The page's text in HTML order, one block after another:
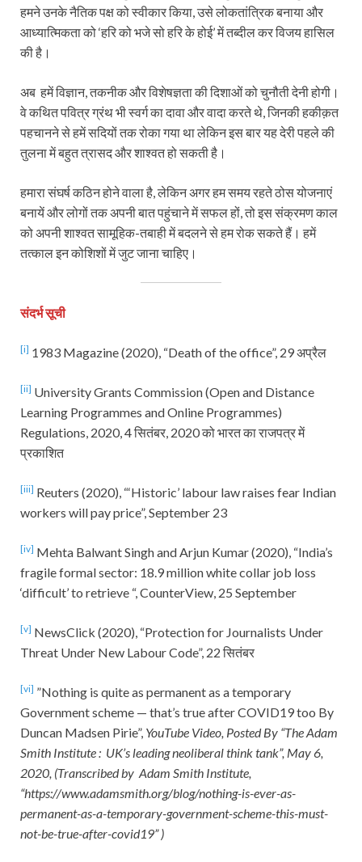
हमने उनके नैतिक पक्ष को स्वीकार किया, उसे लोकतांत्रिक बनाया और
आध्यात्मिकता को ‘हरि को भजे सो हरि के होई’ में तब्दील कर विजय हासिल
की है।
अब हमें विज्ञान, तकनीक और विशेषज्ञता की दिशाओं को चुनौती देनी होगी।
वे कथित पवित्र ग्रंथ भी स्वर्ग का दावा और वादा करते थे, जिनकी हकीक़त
पहचानने से हमें सदियों तक रोका गया था लेकिन इस बार यह देरी पहले की
तुलना में बहुत त्रासद और शाश्वत हो सकती है।
हमारा संघर्ष कठिन होने वाला है, लेकिन अगर हम समय रहते ठोस योजनाएं
बनायें और लोगों तक अपनी बात पहुंचाने में सफल हों, तो इस संक्रमण काल
को अपनी शाश्वत सामूहिक-तबाही में बदलने से हम रोक सकते हैं। हमें
तत्काल इन कोशिशों में जुट जाना चाहिए।
संदर्भ सूची
[i] 1983 Magazine (2020), “Death of the office”, 29 अप्रैल
[ii] University Grants Commission (Open and Distance
Learning Programmes and Online Programmes)
Regulations, 2020, 4 सितंबर, 2020 को भारत का राजपत्र में
प्रकाशित
[iii] Reuters (2020), “‘Historic’ labour law raises fear Indian
workers will pay price”, September 23
[iv] Mehta Balwant Singh and Arjun Kumar (2020), “India’s
fragile formal sector: 18.9 million white collar job loss
‘difficult’ to retrieve “, CounterView, 25 September
[v] NewsClick (2020), “Protection for Journalists Under
Threat Under New Labour Code”, 22 सितंबर
[vi] ​”Nothing is quite as permanent as a temporary
Government scheme — that’s true after COVID19 too By
Duncan Madsen Pirie”, YouTube Video, Posted By “The Adam
Smith Institute : UK’s leading neoliberal think tank”, May 6,
2020, (Transcribed by Adam Smith Institute,
“https://www.adamsmith.org/blog/nothing-is-ever-as-
permanent-as-a-temporary-government-scheme-this-must-
not-be-true-after-covid19” )